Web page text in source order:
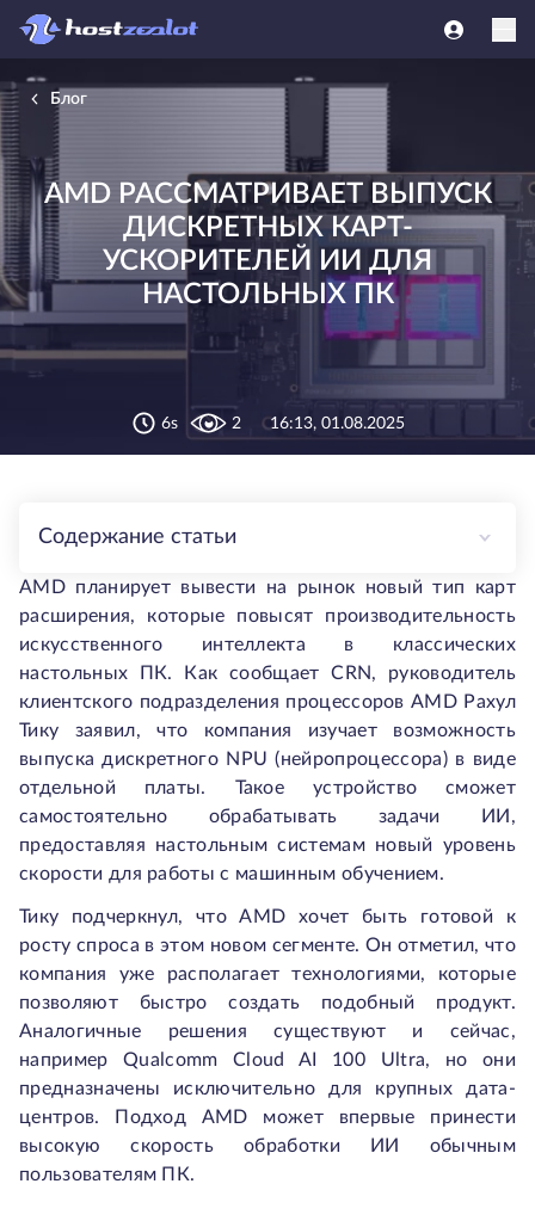
Блог
AMD РАССМАТРИВАЕТ ВЫПУСК
ДИСКРЕТНЫХ КАРТ-
УСКОРИТЕЛЕЙ ИИ ДЛЯ
НАСТОЛЬНЫХ ПК
6s 2 16:13, 01.08.2025
Содержание статьи
AMD планирует вывести на рынок новый тип карт
расширения, которые повысят производительность
искусственного интеллекта в классических
настольных ПК. Как сообщает CRN, руководитель
клиентского подразделения процессоров AMD Рахул
Тику заявил, что компания изучает возможность
выпуска дискретного NPU (нейропроцессора) в виде
отдельной платы. Такое устройство сможет
самостоятельно обрабатывать задачи ИИ,
предоставляя настольным системам новый уровень
скорости для работы с машинным обучением.
Тику подчеркнул, что AMD хочет быть готовой к
росту спроса в этом новом сегменте. Он отметил, что
компания уже располагает технологиями, которые
позволяют быстро создать подобный продукт.
Аналогичные решения существуют и сейчас,
например Qualcomm Cloud AI 100 Ultra, но они
предназначены исключительно для крупных дата-
центров. Подход AMD может впервые принести
высокую скорость обработки ИИ обычным
пользователям ПК.